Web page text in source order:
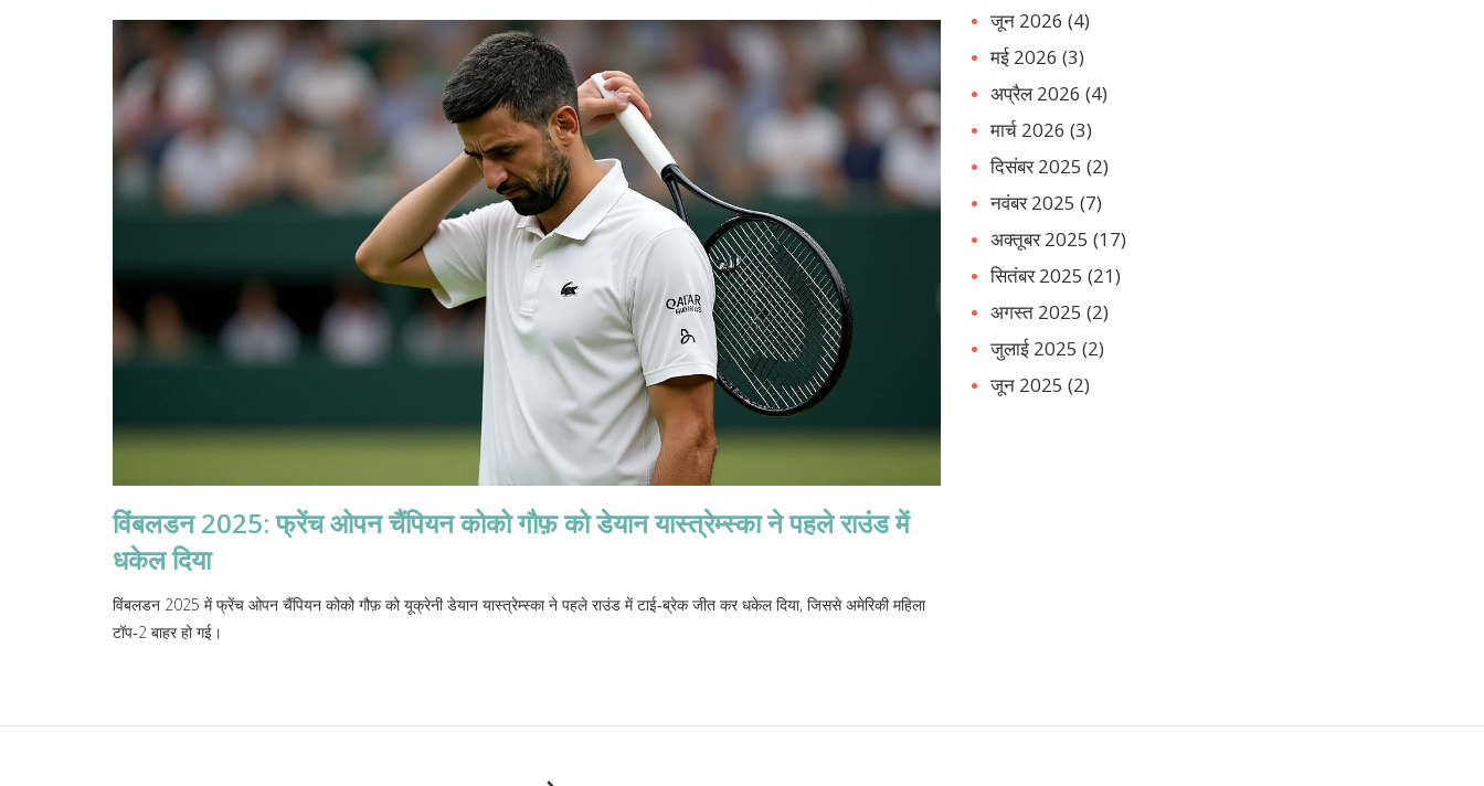
विंबलडन 2025: फ्रेंच ओपन चैंपियन कोको गौफ़ को डेयान यास्त्रेम्स्का ने पहले राउंड में
धकेल दिया
विंबलडन 2025 में फ्रेंच ओपन चैंपियन कोको गौफ़ को यूक्रेनी डेयान यास्त्रेम्स्का ने पहले राउंड में टाई‑ब्रेक जीत कर धकेल दिया, जिससे अमेरिकी महिला
टॉप‑2 बाहर हो गई।
जून 2026 (4)
मई 2026 (3)
अप्रैल 2026 (4)
मार्च 2026 (3)
दिसंबर 2025 (2)
नवंबर 2025 (7)
अक्तूबर 2025 (17)
सितंबर 2025 (21)
अगस्त 2025 (2)
जुलाई 2025 (2)
जून 2025 (2)